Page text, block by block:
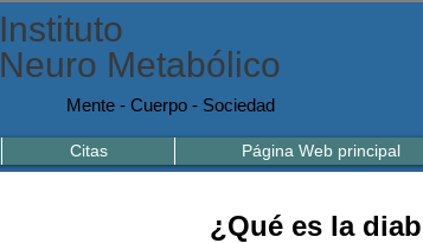
Instituto
Neuro Metabólico
Mente - Cuerpo - Sociedad
Citas Página Web principal
¿Qué es la